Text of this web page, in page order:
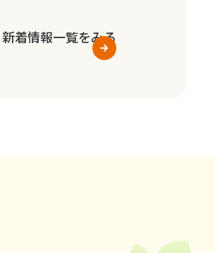
新着情報一覧をみる